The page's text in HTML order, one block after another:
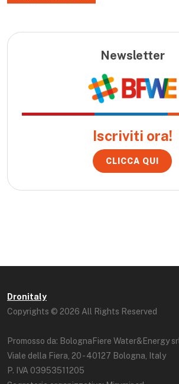
Newsletter
Iscriviti ora!
CLICCA QUI
Dronitaly
Copyrights © 2026 All Rights Reserved
Promosso da: BolognaFiere Water&Energy srl
Viale della Fiera, 20 - 40127 Bologna, Italy
P. IVA 03953511205